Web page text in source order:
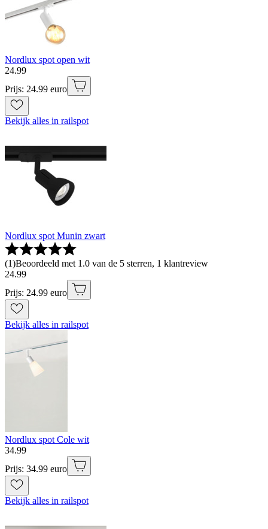
Nordlux spot open wit
24.99
Prijs: 24.99 euro
Bekijk alles in railspot
Nordlux spot Munin zwart
(1)Beoordeeld met 1.0 van de 5 sterren, 1 klantreview
24.99
Prijs: 24.99 euro
Bekijk alles in railspot
Nordlux spot Cole wit
34.99
Prijs: 34.99 euro
Bekijk alles in railspot